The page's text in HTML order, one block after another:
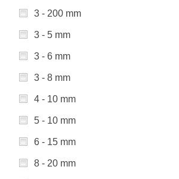
3 - 200 mm
3 - 5 mm
3 - 6 mm
3 - 8 mm
4 - 10 mm
5 - 10 mm
6 - 15 mm
8 - 20 mm